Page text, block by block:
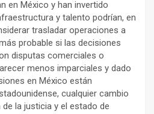
en México y han invertido
y talento podrían, en
trasladar operaciones a
probable si las decisiones
disputas comerciales o
menos imparciales y dado
en México están
cualquier cambio
la justicia y el estado de